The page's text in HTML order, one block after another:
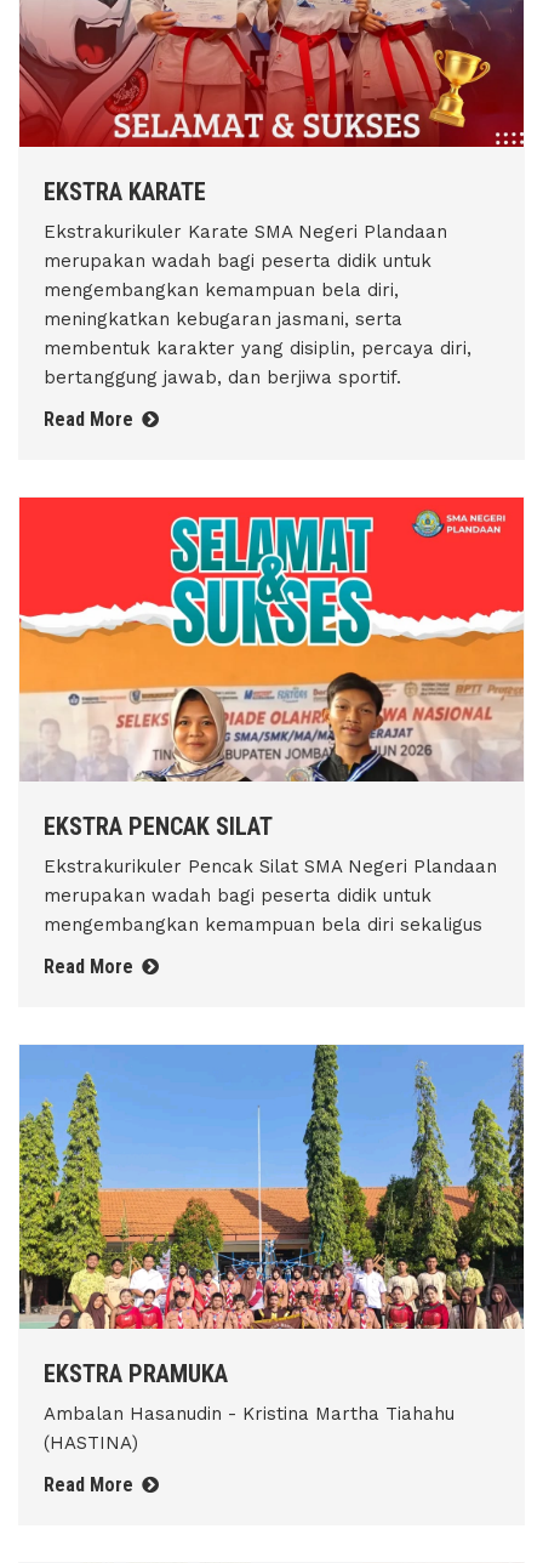
EKSTRA KARATE
Ekstrakurikuler Karate SMA Negeri Plandaan
merupakan wadah bagi peserta didik untuk
mengembangkan kemampuan bela diri,
meningkatkan kebugaran jasmani, serta
membentuk karakter yang disiplin, percaya diri,
bertanggung jawab, dan berjiwa sportif.
Read More
EKSTRA PENCAK SILAT
Ekstrakurikuler Pencak Silat SMA Negeri Plandaan
merupakan wadah bagi peserta didik untuk
mengembangkan kemampuan bela diri sekaligus
Read More
EKSTRA PRAMUKA
Ambalan Hasanudin - Kristina Martha Tiahahu
(HASTINA)
Read More